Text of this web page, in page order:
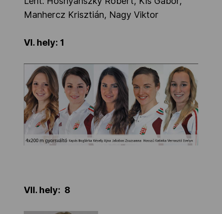
Manhercz Krisztián, Nagy Viktor
VI. hely: 1
VII. hely: 8